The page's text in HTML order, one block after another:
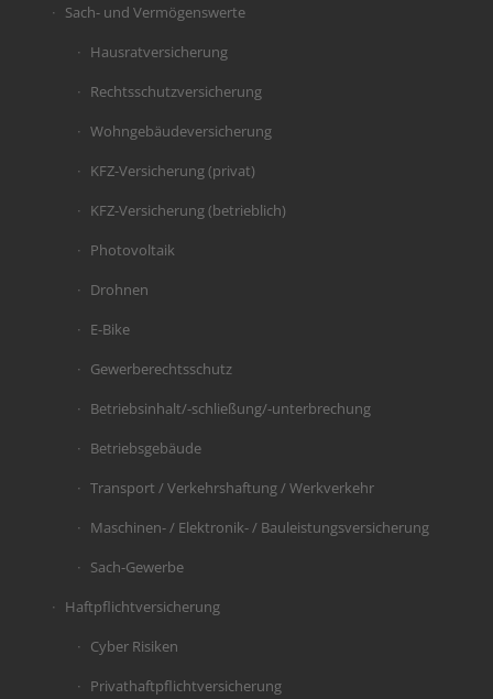
Sach- und Vermögenswerte
Hausratversicherung
Rechtsschutzversicherung
Wohngebäudeversicherung
KFZ-Versicherung (privat)
KFZ-Versicherung (betrieblich)
Photovoltaik
Drohnen
E-Bike
Gewerberechtsschutz
Betriebsinhalt/-schließung/-unterbrechung
Betriebsgebäude
Transport / Verkehrshaftung / Werkverkehr
Maschinen- / Elektronik- / Bauleistungsversicherung
Sach-Gewerbe
Haftpflichtversicherung
Cyber Risiken
Privathaftpflichtversicherung